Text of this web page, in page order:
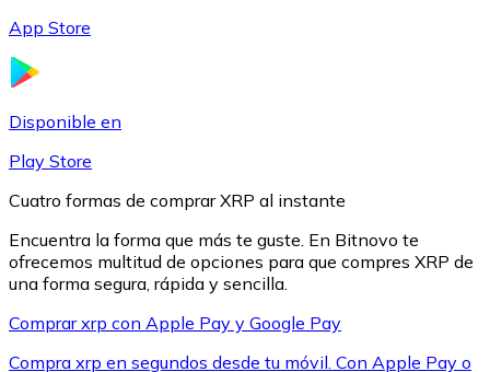
LTC
App Store
Disponible en
Play Store
Cuatro formas de comprar XRP al instante
Encuentra la forma que más te guste. En Bitnovo te
ofrecemos multitud de opciones para que compres XRP de
una forma segura, rápida y sencilla.
Comprar xrp con Apple Pay y Google Pay
Compra xrp en segundos desde tu móvil. Con Apple Pay o